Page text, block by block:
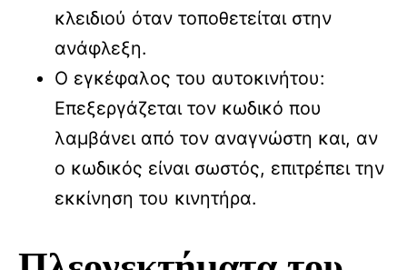
κλειδιού όταν τοποθετείται στην
ανάφλεξη.
Ο εγκέφαλος του αυτοκινήτου:
Επεξεργάζεται τον κωδικό που
λαμβάνει από τον αναγνώστη και, αν
ο κωδικός είναι σωστός, επιτρέπει την
εκκίνηση του κινητήρα.